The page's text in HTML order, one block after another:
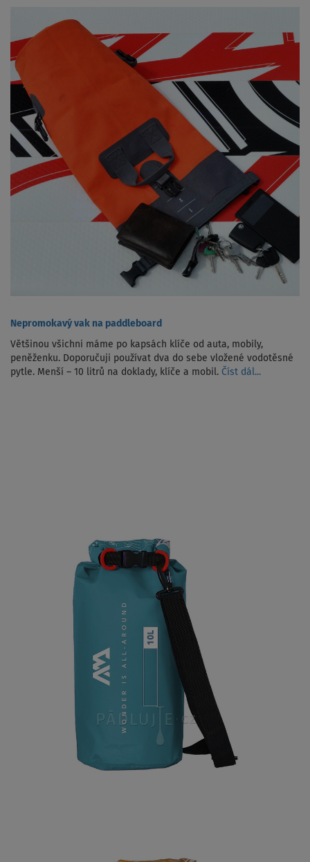
Nepromokavý vak na paddleboard
Většinou všichni máme po kapsách klíče od auta, mobily,
peněženku. Doporučuji používat dva do sebe vložené vodotěsné
pytle. Menší – 10 litrů na doklady, klíče a mobil. Číst dál...